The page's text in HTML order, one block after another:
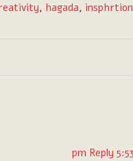
, hagada, insphrtion
Reply